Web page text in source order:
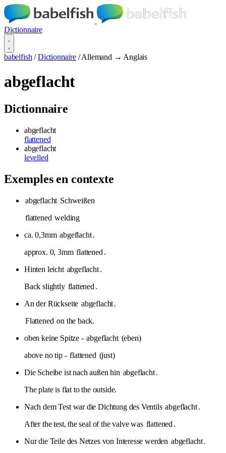
Dictionnaire
babelfish / Dictionnaire / Allemand → Anglais
abgeflacht
Dictionnaire
abgeflacht
flattened
abgeflacht
levelled
Exemples en contexte
abgeflacht Schweißen
flattened welding
ca. 0,3mm abgeflacht .
approx. 0, 3mm flattened .
Hinten leicht abgeflacht.
Back slightly flattened .
An der Rückseite abgeflacht.
Flattened on the back.
oben keine Spitze - abgeflacht (eben)
above no tip - flattened (just)
Die Scheibe ist nach außen hin abgeflacht.
The plate is flat to the outside.
Nach dem Test war die Dichtung des Ventils abgeflacht.
After the test, the seal of the valve was flattened .
Nur die Teile des Netzes von Interesse werden abgeflacht.